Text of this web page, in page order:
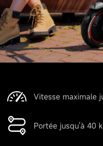
Vitesse maximale
Portée jusqu'à 40